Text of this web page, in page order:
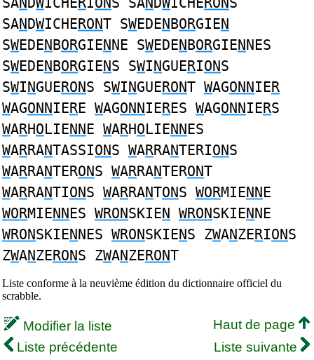
SANDWICHERONT SWEDENBORGIEN
SWEDENBORGIENNE SWEDENBORGIENNES
SWEDENBORGIENS SWINGUERIONS
SWINGUERONS SWINGUERONT WAGONNIER
WAGONNIERE WAGONNIERES WAGONNIERS
WARHOLIENNE WARHOLIENNES
WARRANTASSIONS WARRANTERIONS
WARRANTERONS WARRANTERONT
WARRANTIONS WARRANTONS WORMIENNE
WORMIENNES WRONSKIEN WRONSKIENNE
WRONSKIENNES WRONSKIENS ZWANZERIONS
ZWANZERONS ZWANZERONT
Liste conforme à la neuvième édition du dictionnaire officiel du
scrabble.
Modifier la liste
Haut de page
Liste précédente
Liste suivante